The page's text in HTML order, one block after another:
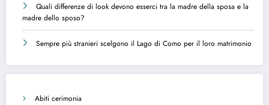
Quali differenze di look devono esserci tra la madre della sposa e la
madre dello sposo?
Sempre più stranieri scelgono il Lago di Como per il loro matrimonio
Abiti cerimonia